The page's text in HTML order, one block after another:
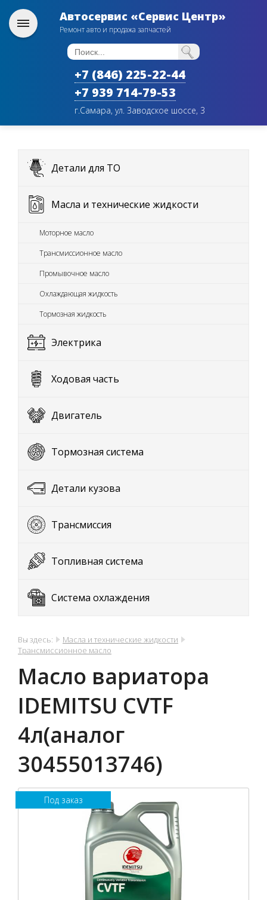
Автосервис «Сервис Центр»
Ремонт авто и продажа запчастей
+7 (846) 225-22-44
+7 939 714-79-53
г.Самара, ул. Заводское шоссе, 3
Детали для ТО
Масла и технические жидкости
Моторное масло
Трансмиссионное масло
Промывочное масло
Охлаждающая жидкость
Тормозная жидкость
Электрика
Ходовая часть
Двигатель
Тормозная система
Детали кузова
Трансмиссия
Топливная система
Система охлаждения
Вы здесь:
Масла и технические жидкости
Трансмиссионное масло
Масло вариатора
IDEMITSU CVTF
4л(аналог
30455013746)
Под заказ